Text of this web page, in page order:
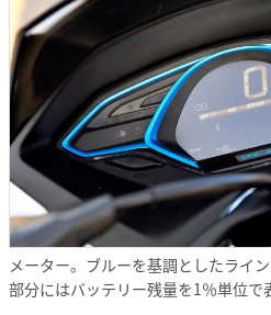
メーター。ブルーを基調としたライ
部分にはバッテリー残量を1％単位で